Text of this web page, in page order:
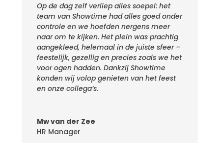
Op de dag zelf verliep alles soepel: het
team van Showtime had alles goed onder
controle en we hoefden nergens meer
naar om te kijken. Het plein was prachtig
aangekleed, helemaal in de juiste sfeer –
feestelijk, gezellig en precies zoals we het
voor ogen hadden. Dankzij Showtime
konden wij volop genieten van het feest
en onze collega’s.
Mw van der Zee
HR Manager